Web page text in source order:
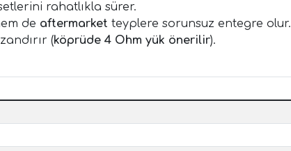
rahatlıkla sürer.
de aftermarket teyplere sorunsuz entegre olur.
(köprüde 4 Ohm yük önerilir).